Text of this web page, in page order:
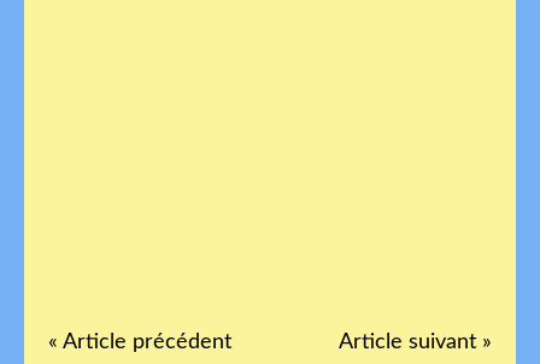
« Article précédent Article suivant »